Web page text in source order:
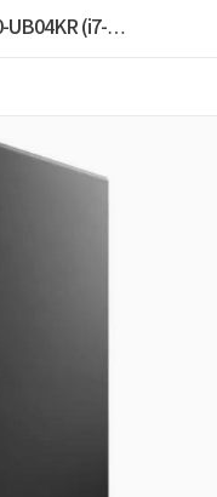
UB04KR (i7-